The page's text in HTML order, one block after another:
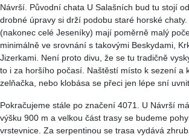
Návrší. Původní chata U Salašních bud tu stojí
drobné úpravy si drží podobu staré horské
(nakonec celé Jeseníky) mají poměrně malý
minimálně ve srovnání s takovými Beskydami,
Jizerkami. Není proto divu, že se tu tradičně
to i za horšího počasí. Naštěstí místo k sezení a
zelňačka, nebo klobása se přeci jen lépe sní
Pokračujeme stále po značení 4071. U Návrší
výšku 900 m a velkou část trasy se budeme
vrstevnice. Za serpentinou se trasa vydává